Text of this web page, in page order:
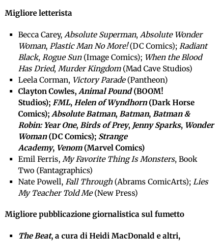
Migliore letterista
Becca Carey, Absolute Superman, Absolute Wonder
Woman, Plastic Man No More!(DC Comics); Radiant
Black, Rogue Sun(Image Comics); When the Blood
Has Dried, Murder Kingdom(Mad Cave Studios)
Leela Corman, Victory Parade(Pantheon)
Clayton Cowles, Animal Pound(BOOM!
Studios); FML, Helen of Wyndhorn(Dark Horse
Comics); Absolute Batman, Batman, Batman &
Robin: Year One, Birds of Prey, Jenny Sparks, Wonder
Woman(DC Comics); Strange
Academy, Venom(Marvel Comics)
Emil Ferris, My Favorite Thing Is Monsters, Book
Two (Fantagraphics)
Nate Powell, Fall Through(Abrams ComicArts); Lies
My Teacher Told Me(New Press)
Migliore pubblicazione giornalistica sul fumetto
The Beat, a cura di Heidi MacDonald e altri,